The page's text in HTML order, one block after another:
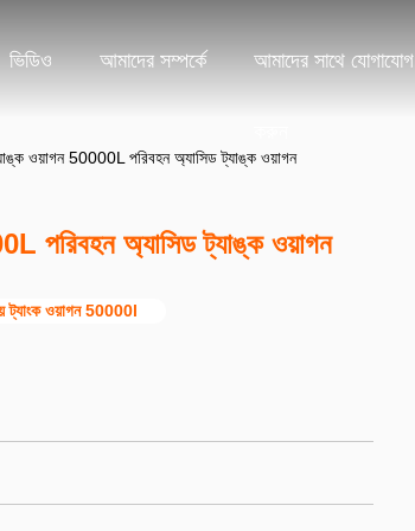
ভিডিও আমাদের সম্পর্কে আমাদের সাথে যোগাযোগ
ওয়াগন 50000L পরিবহন অ্যাসিড ট্যাঙ্ক ওয়াগন
পরিবহন অ্যাসিড ট্যাঙ্ক ওয়াগন
ট্যাংক ওয়াগন 50000l